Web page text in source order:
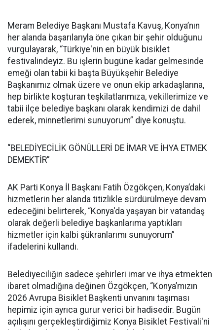
Meram Belediye Başkanı Mustafa Kavuş, Konya’nın
her alanda başarılarıyla öne çıkan bir şehir olduğunu
vurgulayarak, “Türkiye'nin en büyük bisiklet
festivalindeyiz. Bu işlerin bugüne kadar gelmesinde
emeği olan tabii ki başta Büyükşehir Belediye
Başkanımız olmak üzere ve onun ekip arkadaşlarına,
hep birlikte koşturan teşkilatlarımıza, vekillerimize ve
tabii ilçe belediye başkanı olarak kendimizi de dahil
ederek, minnetlerimi sunuyorum” diye konuştu.
“BELEDİYECİLİK GÖNÜLLERİ DE İMAR VE İHYA ETMEK
DEMEKTİR”
AK Parti Konya İl Başkanı Fatih Özgökçen, Konya’daki
hizmetlerin her alanda titizlikle sürdürülmeye devam
edeceğini belirterek, “Konya'da yaşayan bir vatandaş
olarak değerli belediye başkanlarıma yaptıkları
hizmetler için kalbi şükranlarımı sunuyorum”
ifadelerini kullandı.
Belediyeciliğin sadece şehirleri imar ve ihya etmekten
ibaret olmadığına değinen Özgökçen, “Konya’mızın
2026 Avrupa Bisiklet Başkenti unvanını taşıması
hepimiz için ayrıca gurur verici bir hadisedir. Bugün
açılışını gerçekleştirdiğimiz Konya Bisiklet Festivali'ni